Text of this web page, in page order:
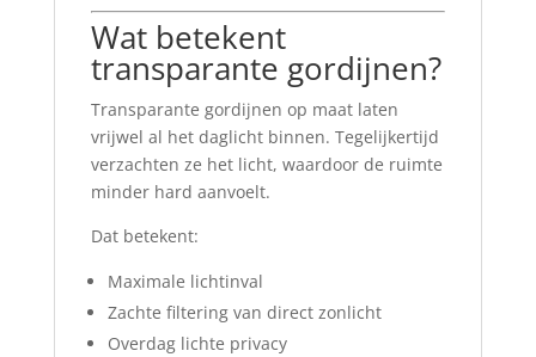
Wat betekent
transparante gordijnen?
Transparante gordijnen op maat laten
vrijwel al het daglicht binnen. Tegelijkertijd
verzachten ze het licht, waardoor de ruimte
minder hard aanvoelt.
Dat betekent:
Maximale lichtinval
Zachte filtering van direct zonlicht
Overdag lichte privacy